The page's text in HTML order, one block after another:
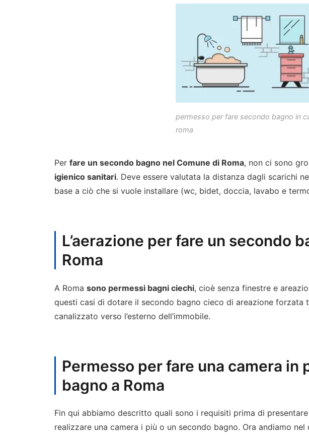
permesso per fare secondo bagno in
roma
Perfare un secondo bagno nel Comune di Roma, non ci sono
igienico sanitari. Deve essere valutata la distanza dagli scarichi
base a ciò che si vuole installare (wc, bidet, doccia, lavabo e
L’aerazione per fare un secondo
Roma
A Romasono permessi bagni ciechi, cioè senza finestre e
questi casi di dotare il secondo bagno cieco di areazione forzata
canalizzato verso l’esterno dell’immobile.
Permesso per fare una camera in
bagno a Roma
Fin qui abbiamo descritto quali sono i requisiti prima di
realizzare una camera i più o un secondo bagno. Ora andiamo